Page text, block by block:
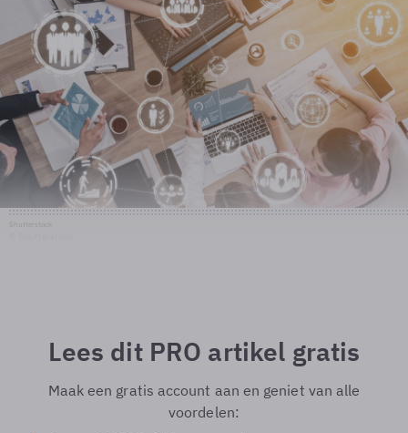
Lees dit PRO artikel gratis
Maak een gratis account aan en geniet van alle
voordelen: